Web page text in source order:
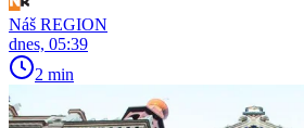
Náš REGION
dnes, 05:39
2 min